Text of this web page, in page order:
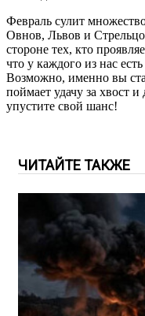
Февраль сулит
Овнов, Львов и
стороне тех, кто
что у каждого из нас
Возможно, именно вы
поймает удачу за хвост
упустите свой шанс!
ЧИТАЙТЕ ТАКЖЕ